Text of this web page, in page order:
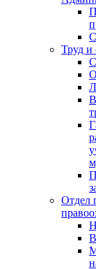
Труд и
Отдел